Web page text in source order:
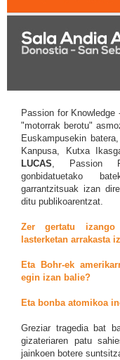
Passion for Knowledge
"motorrak berotu"
Euskampusekin
Kanpusa, Kutxa
LUCAS, Passion
gonbidatuetako
garrantzitsuak izan
ditu publikoarentzat.
Zer gertatu izango
lasterketan arrakasta
Eta Bohr-ek
egin izan balie?
Eta bonba atomikoa
Greziar tragedia bat
gizateriaren patu
jainkoen botere